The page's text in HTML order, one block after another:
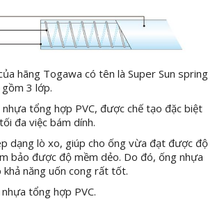
hãng Togawa có tên là Super Sun spring
3 lớp.
tổng hợp PVC, được chế tạo đặc biệt
đa việc bám dính.
dạng lò xo, giúp cho ống vừa đạt được độ
bảo được độ mềm dẻo. Do đó, ống nhựa
năng uốn cong rất tốt.
tổng hợp PVC.